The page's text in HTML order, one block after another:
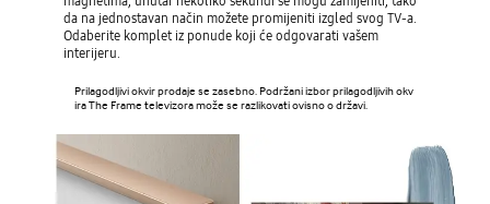
da na jednostavan način možete promijeniti izgled svog TV-a.
Odaberite komplet iz ponude koji će odgovarati vašem
interijeru.
Prilagodljivi okvir prodaje se zasebno. Podržani izbor prilagodljivih okv
ira The Frame televizora može se razlikovati ovisno o državi.